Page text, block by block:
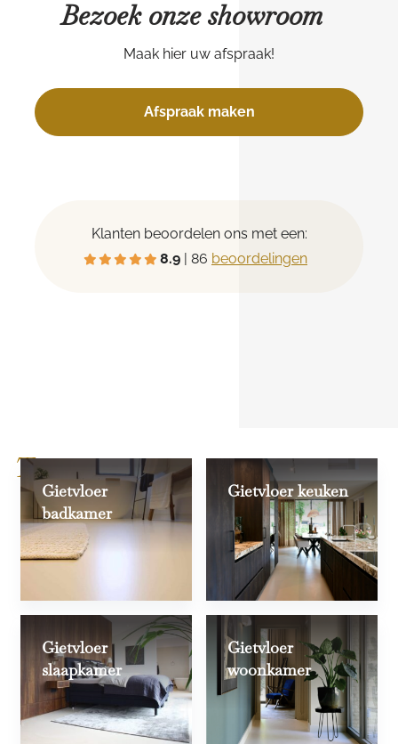
Bezoek onze showroom
Maak hier uw afspraak!
Afspraak maken
Klanten beoordelen ons met een:
8.9 | 86 beoordelingen
Toepassingen
Gietvloer
badkamer
Gietvloer keuken
Gietvloer
slaapkamer
Gietvloer
woonkamer